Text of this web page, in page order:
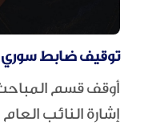
توقيف ضابط سوري
أوقف قسم المباحث
إشارة النائب